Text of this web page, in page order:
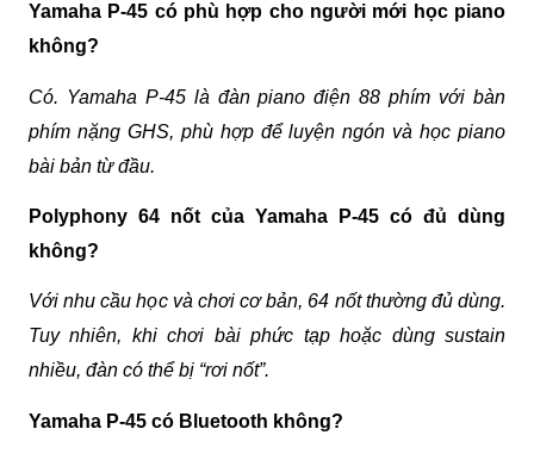
Yamaha P-45 có phù hợp cho người mới học piano
không?
Có. Yamaha P-45 là đàn piano điện 88 phím với bàn
phím nặng GHS, phù hợp để luyện ngón và học piano
bài bản từ đầu.
Polyphony 64 nốt của Yamaha P-45 có đủ dùng
không?
Với nhu cầu học và chơi cơ bản, 64 nốt thường đủ dùng.
Tuy nhiên, khi chơi bài phức tạp hoặc dùng sustain
nhiều, đàn có thể bị “rơi nốt”.
Yamaha P-45 có Bluetooth không?